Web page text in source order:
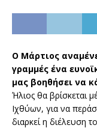
Ο Μάρτιος
γραμμές ένα
μας βοηθήσει να
Ήλιος θα βρίσκεται
Ιχθύων, για να
διαρκεί η διέλευση